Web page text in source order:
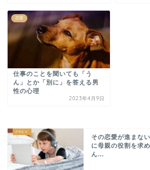
恋愛
仕事のことを聞いても「う
ん」とか「別に」を答える男
性の心理
2023年4月9日
その恋愛が進まな
に母親の役割を求
ん...